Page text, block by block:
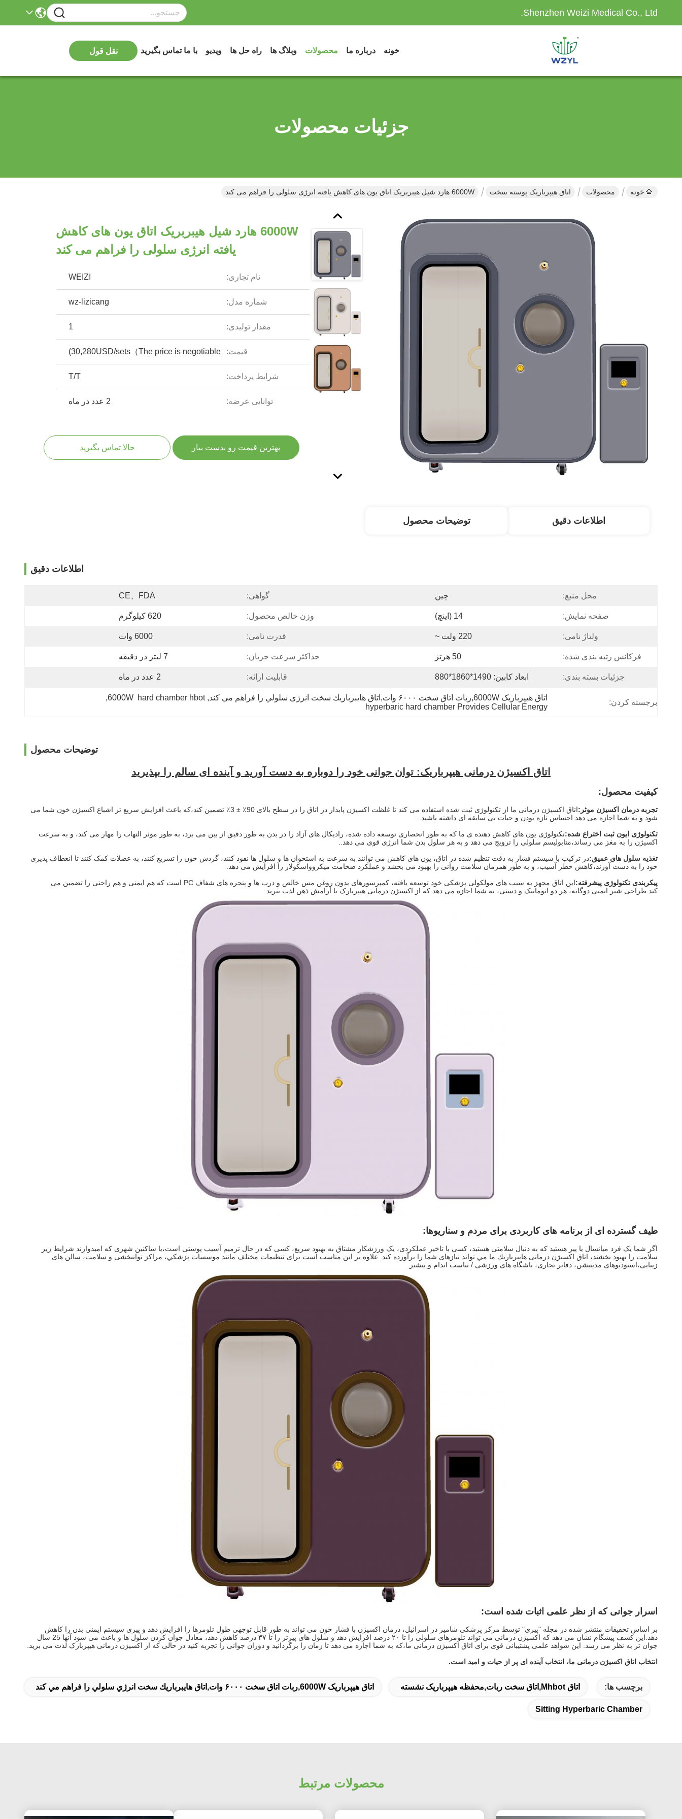
Shenzhen Weizi Medical Co., Ltd.
خونه درباره ما محصولات وبلاگ ها راه حل ها ویدیو با ما تماس بگیرید نقل قول
جزئیات محصولات
خونه محصولات اتاق هیپرباریک پوسته سخت 6000W هارد شیل هيبربریک اتاق یون های کاهش یافته انرژی سلولی را فراهم می کند
6000W هارد شیل هيبربریک اتاق یون های کاهش
یافته انرژی سلولی را فراهم می کند
نام تجاری: WEIZI
شماره مدل: wz-lizicang
مقدار تولیدی: 1
قیمت: 30,280USD/sets（The price is negotiable)
شرایط پرداخت: T/T
توانایی عرضه: 2 عدد در ماه
بهترین قیمت رو بدست بیار حالا تماس بگیرید
اطلاعات دقیق توضیحات محصول
اطلاعات دقیق
محل منبع: چین گواهی: CE、FDA
صفحه نمایش: 14 (اینچ) وزن خالص محصول: 620 کیلوگرم
ولتاژ نامی: 220 ولت ~ قدرت نامی: 6000 وات
فرکانس رتبه بندی شده: 50 هرتز حداکثر سرعت جریان: 7 لیتر در دقیقه
جزئیات بسته بندی: ابعاد کابین: 1490*1860*880 قابلیت ارائه: 2 عدد در ماه
برجسته کردن:
اتاق هیپرباریک 6000W,ربات اتاق سخت ۶۰۰۰ وات,اتاق هايبرباريك سخت انرژي سلولي را فراهم مي کند ,
6000W  hard chamber hbot
,
hyperbaric hard chamber Provides Cellular Energy
توضیحات محصول
اتاق اکسیژن درمانی هیپرباریک: توان جوانی خود را دوباره به دست آورید و آینده ای سالم را بپذیرید
کیفیت محصول:
تجربه درمان اکسيژن موثر:
اتاق اکسیژن درمانی ما از تکنولوژی ثبت شده استفاده می کند تا غلظت اکسیژن پایدار در اتاق را در سطح بالای 90٪ ± 3٪ تضمین کند،که باعث افزایش سریع تر اشباع اکسیژن خون شما می
شود و به شما اجازه می دهد احساس تازه بودن و حیات بی سابقه ای داشته باشید..
تکنولوژی ایون ثبت اختراع شده:تکنولوژی یون های کاهش دهنده ی ما که به طور انحصاری توسعه داده شده، رادیکال های آزاد را در بدن به طور دقیق از بین می برد، به طور موثر التهاب را مهار می کند، و به سرعت
اکسیژن را به مغز می رساند،متابولیسم سلولی را ترویج می دهد و به هر سلول بدن شما انرژی قوی می دهد..
تغذيه سلول هاي عميق:در ترکیب با سیستم فشار به دقت تنظیم شده در اتاق، یون های کاهش می توانند به سرعت به استخوان ها و سلول ها نفوذ کنند، گردش خون را تسریع کنند، به عضلات کمک کنند تا انعطاف پذیری
خود را به دست آورند،کاهش خطر آسیب، و به طور همزمان سلامت روانی را بهبود می بخشد و عملکرد ضخامت میکروواسکولار را افزایش می دهد.
پیکربندی تکنولوژی پیشرفته:
این اتاق مجهز به سیب های مولکولی پزشکی خود توسعه یافته، کمپرسورهای بدون روغن مس خالص و درب ها و پنجره های شفاف PC است که هم ایمنی و هم راحتی را تضمین می
کند.طراحی شیر ایمنی دوگانه، هر دو اتوماتیک و دستی، به شما اجازه می دهد که از اکسیژن درمانی هیپربارک با آرامش ذهن لذت ببرید.
طیف گسترده ای از برنامه های کاربردی برای مردم و سناریوها:
اگر شما یک فرد میانسال یا پیر هستید که به دنبال سلامتی هستید، کسی با تاخیر عملکردی، یک ورزشکار مشتاق به بهبود سریع، کسی که در حال ترمیم آسیب پوستی است،یا ساکنین شهری که امیدوارند شرایط زیر
سلامت را بهبود بخشند، اتاق اکسيژن درمانی هايپرباريك ما مي تواند نیازهای شما را برآورده کند. علاوه بر اين مناسب است برای تنظیمات مختلف مانند موسسات پزشکي، مراکز توانبخشی و سلامت، سالن های
زیبایی،استودیوهای مدیتیشن، دفاتر تجاری، باشگاه های ورزشی / تناسب اندام و بیشتر.
اسرار جوانی که از نظر علمی اثبات شده است:
بر اساس تحقیقات منتشر شده در مجله "پیری" توسط مرکز پزشکی شامیر در اسرائیل، درمان اکسیژن با فشار خون می تواند به طور قابل توجهی طول تلومرها را افزایش دهد و پیری سیستم ایمنی بدن را کاهش
دهد.این کشف پیشگام نشان می دهد که اکسیژن درمانی می تواند تلومرهای سلولی را تا ۲۰ درصد افزایش دهد و سلول های پیرتر را تا ۳۷ درصد کاهش دهد، معادل جوان کردن سلول ها و باعث می شود آنها 25 سال
جوان تر به نظر می رسد. این شواهد علمی پشتیبانی قوی برای اتاق اکسیژن درمانی ما،که به شما اجازه می دهد تا زمان را برگردانید و دوران جوانی را تجربه کنید در حالی که از اکسیژن درمانی هیپربارک لذت می برید.
انتخاب اتاق اکسیژن درمانی ما، انتخاب آینده ای پر از حیات و امید است.
برچسب ها: اتاق Mhbot,اتاق سخت ربات,محفظه هیپرباریک نشسته اتاق هیپرباریک 6000W,ربات اتاق سخت ۶۰۰۰ وات,اتاق هايبرباريك سخت انرژي سلولي را فراهم مي کند
Sitting Hyperbaric Chamber
محصولات مرتبط